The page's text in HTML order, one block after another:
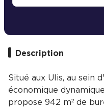
Description
Situé aux Ulis, au sein
économique
propose 942 m² de